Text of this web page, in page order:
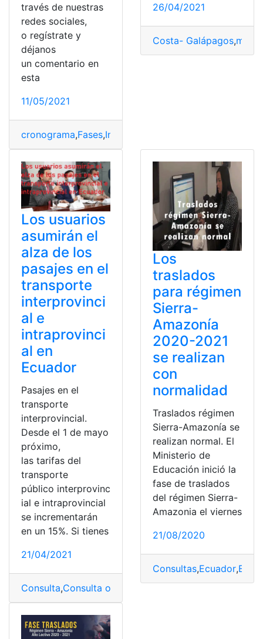
través de nuestras
redes sociales,
o regístrate y
déjanos
un comentario en
esta
11/05/2021
cronograma,Fases,Instituciones educativas
26/04/2021
Costa- Galápagos,
Los usuarios
asumirán el
alza de los
pasajes en el
transporte
interprovinci
al e
intraprovinci
al en
Ecuador
Pasajes en el
transporte
interprovincial.
Desde el 1 de mayo
próximo,
las tarifas del
transporte
público interprovinc
ial e intraprovincial
se incrementarán
en un 15%. Si tienes
21/04/2021
Consulta,Consulta online
Los
traslados
para régimen
Sierra-
Amazonía
2020-2021
se realizan
con
normalidad
Traslados régimen
Sierra-Amazonía se
realizan normal. El
Ministerio de
Educación inició la
fase de traslados
del régimen Sierra-
Amazonia el viernes
21/08/2020
Consultas,Ecuador,